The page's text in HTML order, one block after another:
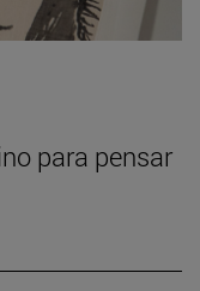
para pensar